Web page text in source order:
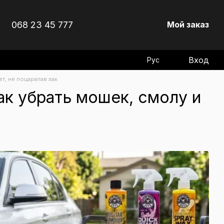
068 23 45 777 Мой заказ
Рус Вход
не поцарапав лак
убрать мошек, смолу и